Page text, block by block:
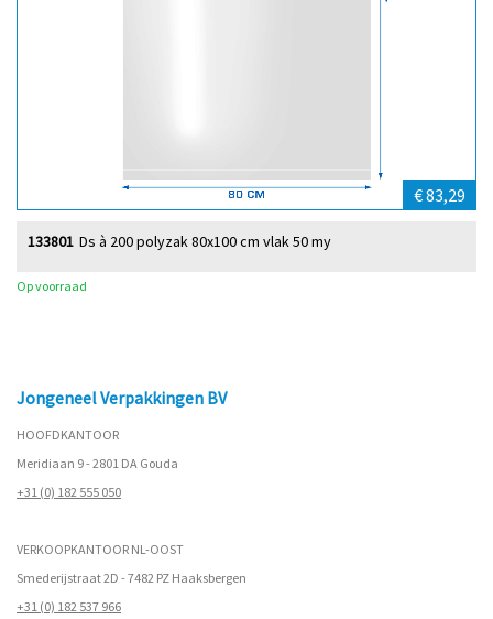
€ 83,29
Ds à 200 polyzak 80x100 cm vlak 50 my
133801
Op voorraad
Jongeneel Verpakkingen BV
HOOFDKANTOOR
Meridiaan 9 - 2801 DA Gouda
+31 (0) 182 555 050
VERKOOPKANTOOR NL-OOST
Smederijstraat 2D - 7482 PZ Haaksbergen
+31 (0) 182 537 966